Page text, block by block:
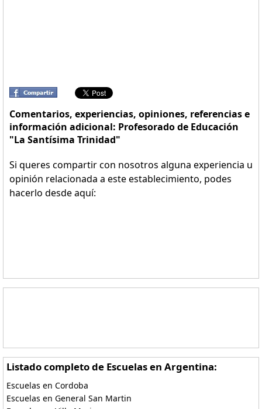
Comentarios, experiencias, opiniones, referencias e
información adicional: Profesorado de Educación
"La Santísima Trinidad"
Si queres compartir con nosotros alguna experiencia u
opinión relacionada a este establecimiento, podes
hacerlo desde aquí:
Listado completo de Escuelas en Argentina:
Escuelas en Cordoba
Escuelas en General San Martin